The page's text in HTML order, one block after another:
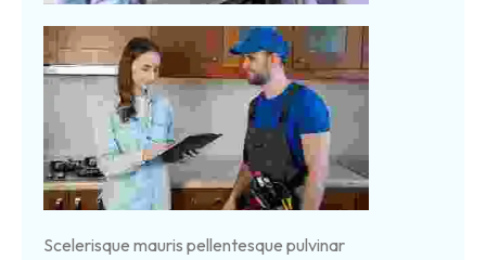
Scelerisque mauris pellentesque pulvinar